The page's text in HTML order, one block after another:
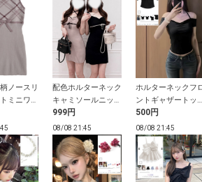
ノースリ
ミニワン
配色ホルターネック
キャミソールニット
ミニワンピース
999円
ホルターネックフ
ントギャザートップ
ス
500円
08/08 21:45 08/08 21:45